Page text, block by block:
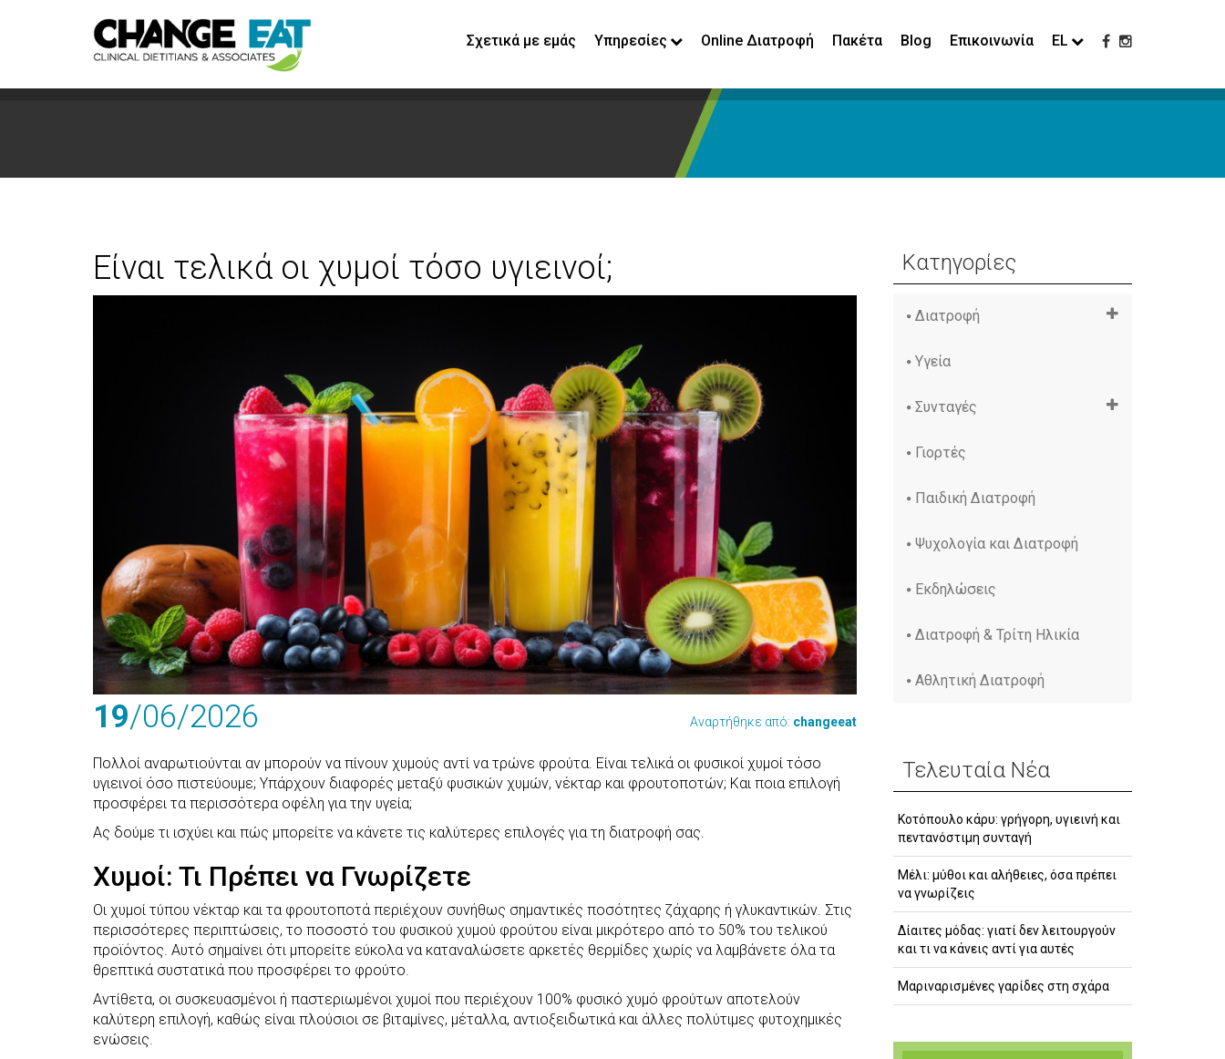
Σχετικά με εμάς Υπηρεσίες Online Διατροφή Πακέτα Blog Επικοινωνία EL
Είναι τελικά οι χυμοί τόσο υγιεινοί;
19/06/2026 Αναρτήθηκε από: changeeat
Πολλοί αναρωτιούνται αν μπορούν να πίνουν χυμούς αντί να τρώνε φρούτα. Είναι τελικά οι φυσικοί χυμοί τόσο
υγιεινοί όσο πιστεύουμε; Υπάρχουν διαφορές μεταξύ φυσικών χυμών, νέκταρ και φρουτοποτών; Και ποια επιλογή
προσφέρει τα περισσότερα οφέλη για την υγεία;
Ας δούμε τι ισχύει και πώς μπορείτε να κάνετε τις καλύτερες επιλογές για τη διατροφή σας.
Χυμοί: Τι Πρέπει να Γνωρίζετε
Οι χυμοί τύπου νέκταρ και τα φρουτοποτά περιέχουν συνήθως σημαντικές ποσότητες ζάχαρης ή γλυκαντικών. Στις
περισσότερες περιπτώσεις, το ποσοστό του φυσικού χυμού φρούτου είναι μικρότερο από το 50% του τελικού
προϊόντος. Αυτό σημαίνει ότι μπορείτε εύκολα να καταναλώσετε αρκετές θερμίδες χωρίς να λαμβάνετε όλα τα
θρεπτικά συστατικά που προσφέρει το φρούτο.
Αντίθετα, οι συσκευασμένοι ή παστεριωμένοι χυμοί που περιέχουν 100% φυσικό χυμό φρούτων αποτελούν
καλύτερη επιλογή, καθώς είναι πλούσιοι σε βιταμίνες, μέταλλα, αντιοξειδωτικά και άλλες πολύτιμες φυτοχημικές
ενώσεις.
Κατηγορίες
Διατροφή
Υγεία
Συνταγές
Γιορτές
Παιδική Διατροφή
Ψυχολογία και Διατροφή
Εκδηλώσεις
Διατροφή & Τρίτη Ηλικία
Αθλητική Διατροφή
Τελευταία Νέα
Κοτόπουλο κάρυ: γρήγορη, υγιεινή και
πεντανόστιμη συνταγή
Μέλι: μύθοι και αλήθειες, όσα πρέπει
να γνωρίζεις
Δίαιτες μόδας: γιατί δεν λειτουργούν
και τι να κάνεις αντί για αυτές
Μαριναρισμένες γαρίδες στη σχάρα